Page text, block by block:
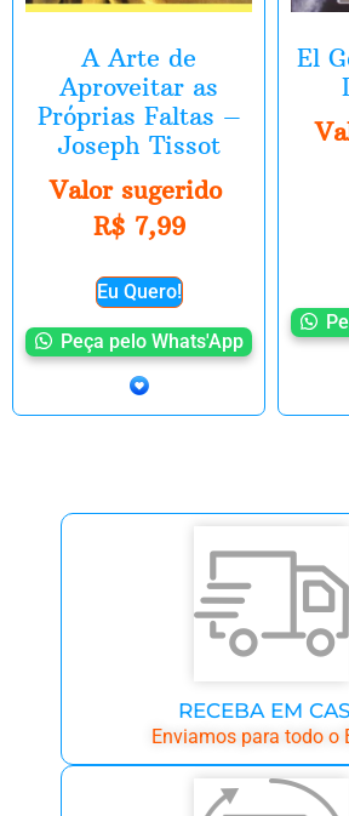
A Arte de
Aproveitar as
Próprias Faltas –
Joseph Tissot
Valor sugerido
R$7,99
Eu Quero!
Peça pelo Whats'App
El
RECEBA EM
Enviamos para todo o